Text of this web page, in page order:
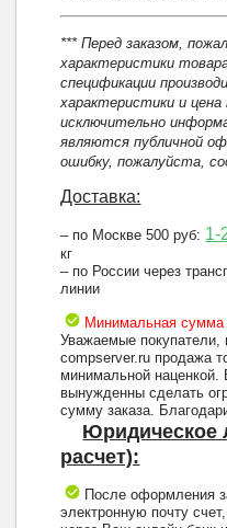
*** Перед заказом,
характеристики
спецификации
характеристики и
исключительно
являются публичной
ошибку, пожалуйста,
Доставка:
– по Москве 500 руб: 1-
кг
– по России через
линии
Минимальная сумма
Уважаемые покупатели,
compserver.ru продажа
минимальной
вынужденны сделать
сумму заказа.
Юридическое
расчет):
После оформления
электронную почту